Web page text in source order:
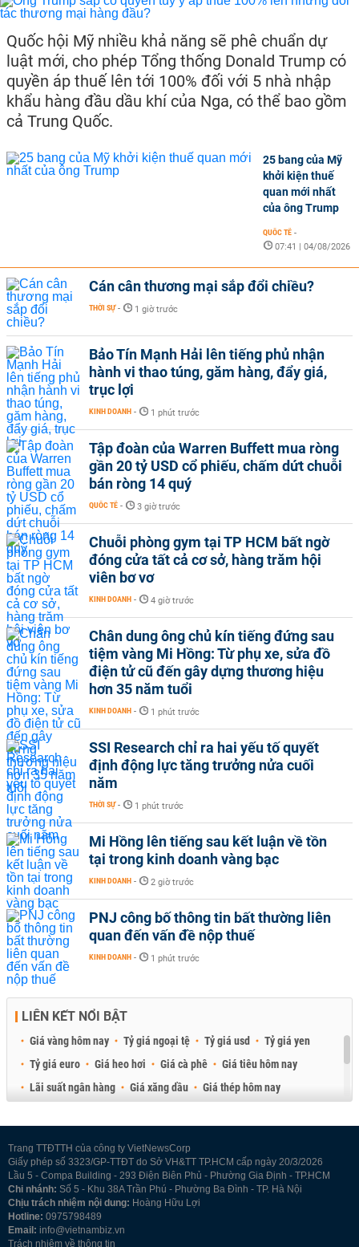
Quốc hội Mỹ nhiều khả năng sẽ phê chuẩn dự
luật mới, cho phép Tổng thống Donald Trump có
quyền áp thuế lên tới 100% đối với 5 nhà nhập
khẩu hàng đầu dầu khí của Nga, có thể bao gồm
cả Trung Quốc.
25 bang của Mỹ
khởi kiện thuế
quan mới nhất
của ông Trump
QUỐC TẾ -
07:41 | 04/08/2026
Cán cân thương mại sắp đổi chiều?
THỜI SỰ - 1 giờ trước
Bảo Tín Mạnh Hải lên tiếng phủ nhận
hành vi thao túng, găm hàng, đẩy giá,
trục lợi
KINH DOANH - 1 phút trước
Tập đoàn của Warren Buffett mua ròng
gần 20 tỷ USD cổ phiếu, chấm dứt chuỗi
bán ròng 14 quý
QUỐC TẾ - 3 giờ trước
Chuỗi phòng gym tại TP HCM bất ngờ
đóng cửa tất cả cơ sở, hàng trăm hội
viên bơ vơ
KINH DOANH - 4 giờ trước
Chân dung ông chủ kín tiếng đứng sau
tiệm vàng Mi Hồng: Từ phụ xe, sửa đồ
điện tử cũ đến gây dựng thương hiệu
hơn 35 năm tuổi
KINH DOANH - 1 phút trước
SSI Research chỉ ra hai yếu tố quyết
định động lực tăng trưởng nửa cuối
năm
THỜI SỰ - 1 phút trước
Mi Hồng lên tiếng sau kết luận về tồn
tại trong kinh doanh vàng bạc
KINH DOANH - 2 giờ trước
PNJ công bố thông tin bất thường liên
quan đến vấn đề nộp thuế
KINH DOANH - 1 phút trước
LIÊN KẾT NỔI BẬT
Giá vàng hôm nay Tỷ giá ngoại tệ Tỷ giá usd
Tỷ giá yen
Tỷ giá euro
Giá heo hơi Giá cà phê
Giá tiêu hôm nay
Lãi suất ngân hàng
Giá xăng dầu
Giá thép hôm nay
Trang TTĐTTH của công ty VietNewsCorp
Giấy phép số 3323/GP-TTĐT do Sở VH&TT TP.HCM cấp ngày 20/3/2026
Lầu 5 - Compa Building - 293 Điện Biên Phủ - Phường Gia Định - TP.HCM
Chi nhánh: Số 5 - Khu 38A Trần Phú - Phường Ba Đình - TP. Hà Nội
Chịu trách nhiệm nội dung: Hoàng Hữu Lợi
Hotline: 0975798489
Email: info@vietnambiz.vn
Trách nhiệm về thông tin